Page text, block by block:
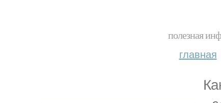
полезная
главная